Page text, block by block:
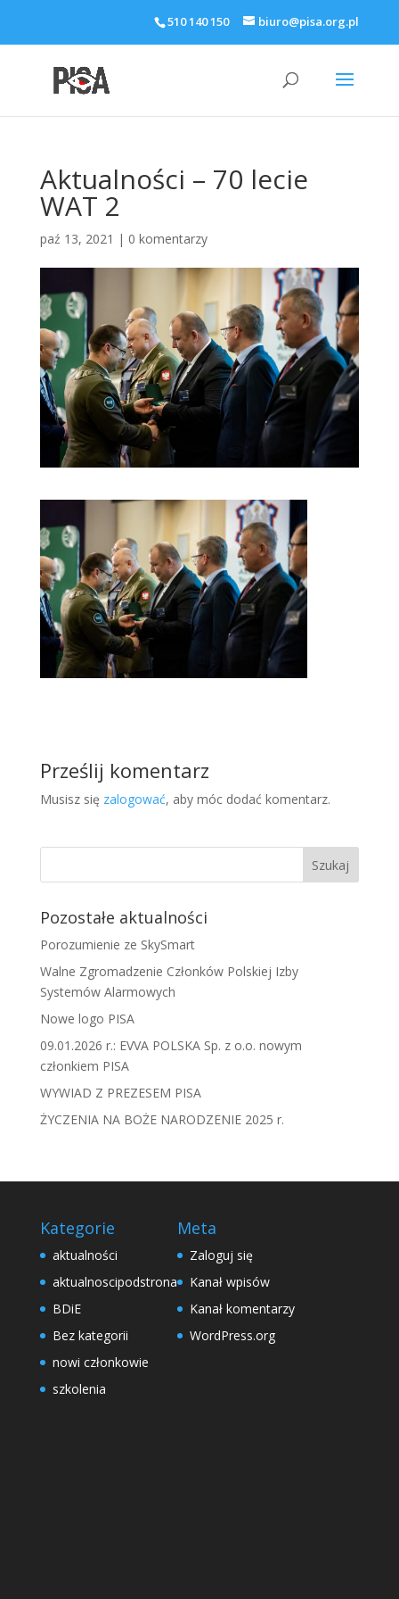
510 140 150 biuro@pisa.org.pl
Aktualności – 70 lecie
WAT 2
paź 13, 2021 | 0 komentarzy
Prześlij komentarz
Musisz się zalogować, aby móc dodać komentarz.
Pozostałe aktualności
Porozumienie ze SkySmart
Walne Zgromadzenie Członków Polskiej Izby
Systemów Alarmowych
Nowe logo PISA
09.01.2026 r.: EVVA POLSKA Sp. z o.o. nowym
członkiem PISA
WYWIAD Z PREZESEM PISA
ŻYCZENIA NA BOŻE NARODZENIE 2025 r.
Kategorie
aktualności
aktualnoscipodstrona
BDiE
Bez kategorii
nowi członkowie
szkolenia
Meta
Zaloguj się
Kanał wpisów
Kanał komentarzy
WordPress.org